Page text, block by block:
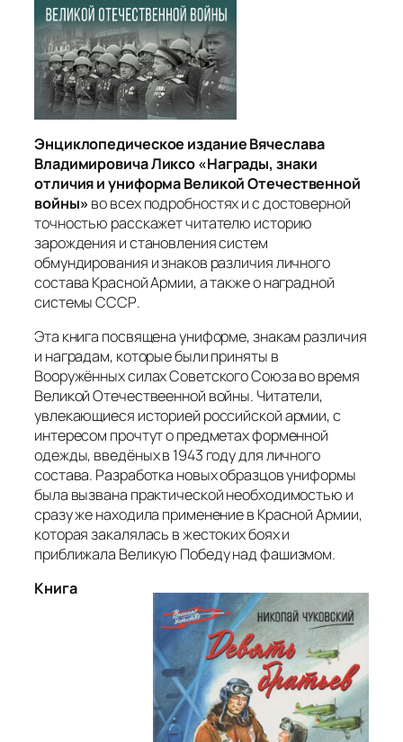
Энциклопедическое издание Вячеслава
Владимировича Ликсо «Награды, знаки
отличия и униформа Великой Отечественной
войны» во всех подробностях и с достоверной
точностью расскажет читателю историю
зарождения и становления систем
обмундирования и знаков различия личного
состава Красной Армии, а также о наградной
системы СССР.
Эта книга посвящена униформе, знакам различия
и наградам, которые были приняты в
Вооружённых силах Советского Союза во время
Великой Отечествеенной войны. Читатели,
увлекающиеся историей российской армии, с
интересом прочтут о предметах форменной
одежды, введёных в 1943 году для личного
состава. Разработка новых образцов униформы
была вызвана практической необходимостью и
сразу же находила применение в Красной Армии,
которая закалялась в жестоких боях и
приближала Великую Победу над фашизмом.
Книга